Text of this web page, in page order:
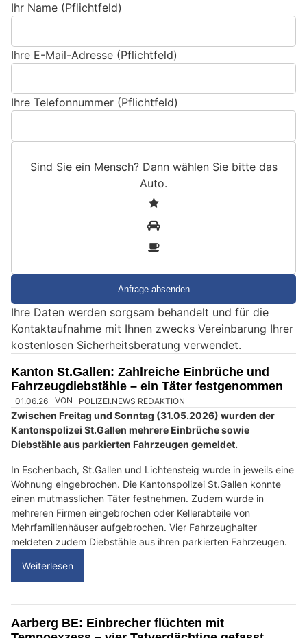
Ihr Name (Pflichtfeld)
Ihre E-Mail-Adresse (Pflichtfeld)
Ihre Telefonnummer (Pflichtfeld)
Sind Sie ein Mensch? Dann wählen Sie bitte das
Auto.
e
i
n
e
n
s
c
h
?
D
a
n
n
w
ä
n
Ihre Daten werden sorgsam behandelt und für die
Kontaktaufnahme mit Ihnen zwecks Vereinbarung Ihrer
kostenlosen Sicherheitsberatung verwendet.
Kanton St.Gallen: Zahlreiche Einbrüche und
Fahrzeugdiebstähle – ein Täter festgenommen
Zwischen Freitag und Sonntag (31.05.2026) wurden der
Kantonspolizei St.Gallen mehrere Einbrüche sowie
Diebstähle aus parkierten Fahrzeugen gemeldet.